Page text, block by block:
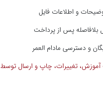
و اطلاعات فایل
بلافاصله پس از پرداخت
و دسترسی مادام العمر
تغییرات، چاپ و ارسال توسط